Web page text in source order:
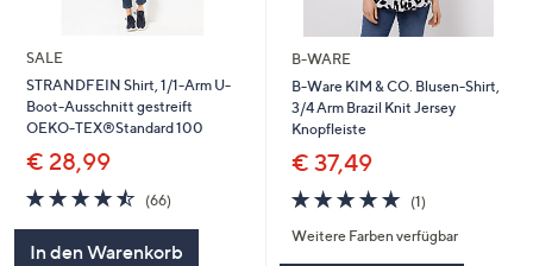
anzuzeigen.
SALE
STRANDFEIN Shirt, 1/1-Arm U-
Boot-Ausschnitt gestreift
OEKO-TEX®Standard 100
€ 28,99
4.5
von
(66)66
In den Warenkorb
B-WARE
B-Ware KIM & CO. Blusen-Shirt,
3/4 Arm Brazil Knit Jersey
Knopfleiste
€ 37,49
5.0
von
5
(1)1
Weitere Farben verfügbar